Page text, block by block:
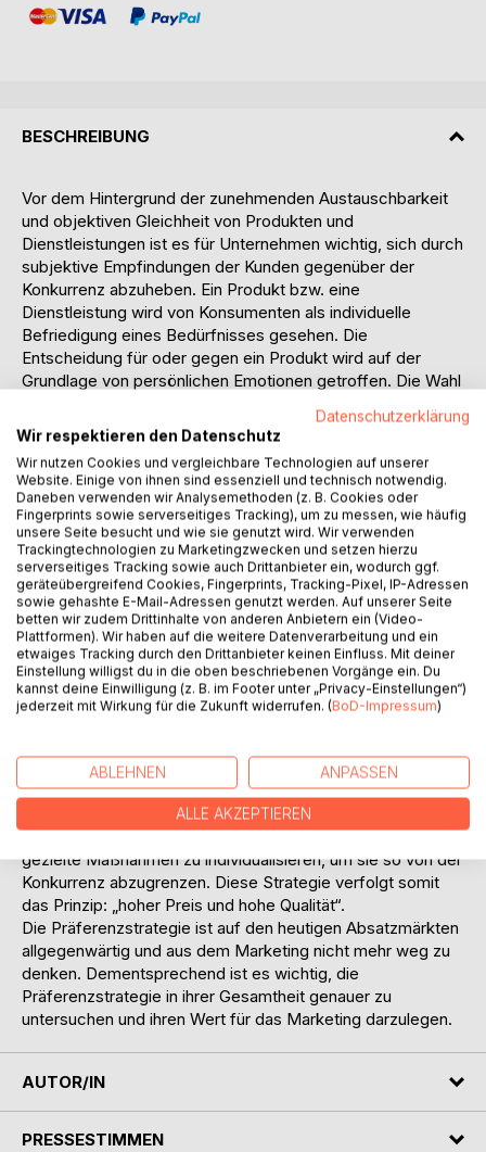
BESCHREIBUNG
Vor dem Hintergrund der zunehmenden Austauschbarkeit
und objektiven Gleichheit von Produkten und
Dienstleistungen ist es für Unternehmen wichtig, sich durch
subjektive Empfindungen der Kunden gegenüber der
Konkurrenz abzuheben. Ein Produkt bzw. eine
Dienstleistung wird von Konsumenten als individuelle
Befriedigung eines Bedürfnisses gesehen. Die
Entscheidung für oder gegen ein Produkt wird auf der
Grundlage von persönlichen Emotionen getroffen. Die Wahl
Unternehmens und bedarf dementsprechend einer
genauen Planung. Der darauf folgenden Realisierung liegt
eine konsequente Verfolgung der gewählten Strategie
zugrunde, um so die gewünschten Ziele zu realisieren.
Unternehmen müssen sich entscheiden, wie sie ihre
Absatzmärkte beeinflussen wollen, um so die vorab
formulierten Marketingziele erreichen zu können.
Grundsätzlich hat ein Unternehmen zwei Möglichkeiten der
Marktstimulierung: den Preiswettbewerb einerseits und
den Qualitätswettbewerb andererseits. Der
Qualitätswettbewerb wird in Form der sogenannten
Präferenzstrategie geführt. Im Rahmen dieser
Präferenzstrategie werden alle absatzpolitischen
Insbesondere durch den Einsatz aller nicht-preislichen
Instrumente soll eine Vorzugsstellung auf dem Absatzmarkt
erreicht werden, um so einen möglichst hohen Preis zu
erzielen. Dabei gilt es, funktional ähnliche Produkte durch
gezielte Maßnahmen zu individualisieren, um sie so von der
Konkurrenz abzugrenzen. Diese Strategie verfolgt somit
das Prinzip: „hoher Preis und hohe Qualität“.
Die Präferenzstrategie ist auf den heutigen Absatzmärkten
allgegenwärtig und aus dem Marketing nicht mehr weg zu
denken. Dementsprechend ist es wichtig, die
Präferenzstrategie in ihrer Gesamtheit genauer zu
untersuchen und ihren Wert für das Marketing darzulegen.
AUTOR/IN
PRESSESTIMMEN
Datenschutzerklärung
Wir respektieren den Datenschutz
Wir nutzen Cookies und vergleichbare Technologien auf unserer
Website. Einige von ihnen sind essenziell und technisch notwendig.
Daneben verwenden wir Analysemethoden (z. B. Cookies oder
Fingerprints sowie serverseitiges Tracking), um zu messen, wie häufig
unsere Seite besucht und wie sie genutzt wird. Wir verwenden
Trackingtechnologien zu Marketingzwecken und setzen hierzu
serverseitiges Tracking sowie auch Drittanbieter ein, wodurch ggf.
geräteübergreifend Cookies, Fingerprints, Tracking-Pixel, IP-Adressen
sowie gehashte E-Mail-Adressen genutzt werden. Auf unserer Seite
betten wir zudem Drittinhalte von anderen Anbietern ein (Video-
Plattformen). Wir haben auf die weitere Datenverarbeitung und ein
etwaiges Tracking durch den Drittanbieter keinen Einfluss. Mit deiner
Einstellung willigst du in die oben beschriebenen Vorgänge ein. Du
kannst deine Einwilligung (z. B. im Footer unter „Privacy-Einstellungen“)
jederzeit mit Wirkung für die Zukunft widerrufen. (BoD-Impressum)
ABLEHNEN ANPASSEN
ALLE AKZEPTIEREN